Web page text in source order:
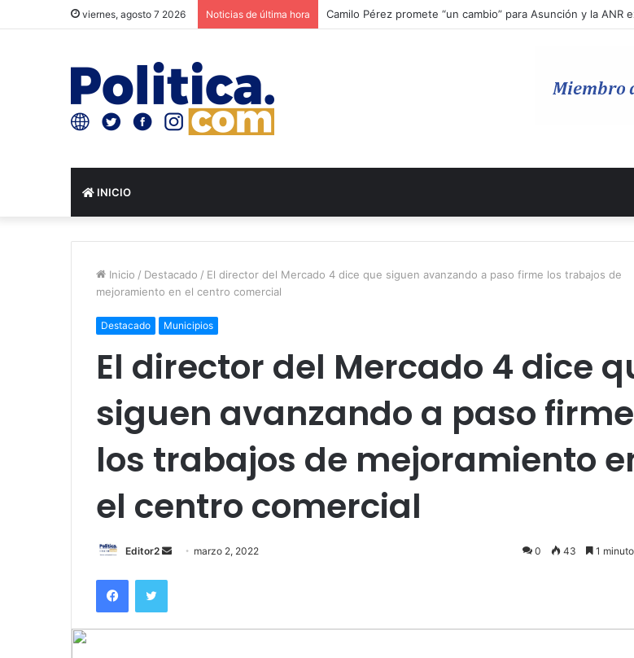
viernes, agosto 7 2026 Noticias de última hora Camilo Pérez promete “un cambio” para Asunción y la ANR
INICIO
Inicio / Destacado / El director del Mercado 4 dice que siguen avanzando a paso firme los trabajos de
mejoramiento en el centro comercial
Destacado Municipios
El director del Mercado 4 dice
siguen avanzando a paso firme
los trabajos de mejoramiento
el centro comercial
Editor2
Send marzo 2, 2022 0 43 1
FacebookTwitter